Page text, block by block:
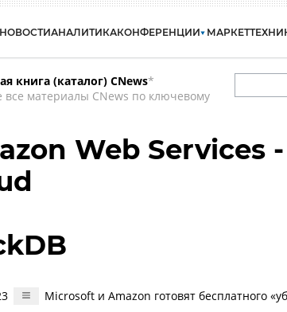
НОВОСТИАНАЛИТИКАКОНФЕРЕНЦИИ МАРКЕТ
книга (каталог) CNews*
все материалы CNews по ключевому
Web Services
Microsoft и Amazon готовят бесплатного